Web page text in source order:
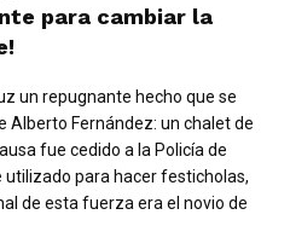
para cambiar la
un repugnante hecho que se
Alberto Fernández: un chalet de
fue cedido a la Policía de
para hacer festicholas,
de esta fuerza era el novio de